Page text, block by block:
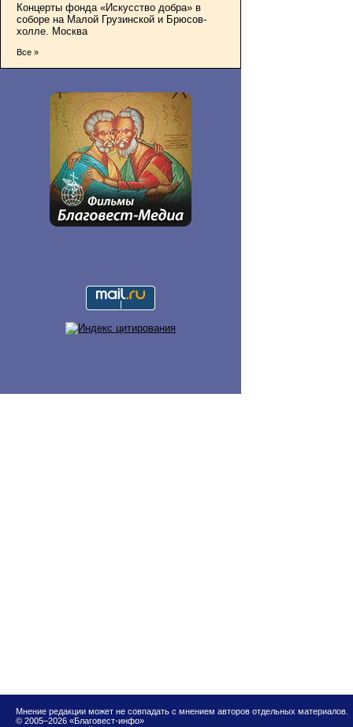
Концерты фонда «Искусство добра» в
соборе на Малой Грузинской и Брюсов-
холле. Москва
Все »
Мнение редакции может не совпадать с мнением авторов отдельных материалов.
© 2005–2026 «Благовест-инфо»